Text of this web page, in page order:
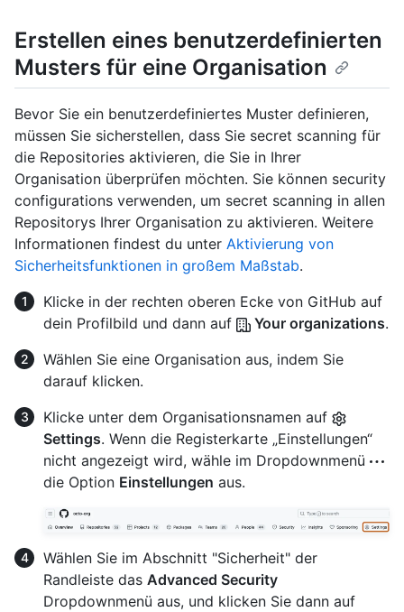
Erstellen eines benutzerdefinierten
Musters für eine Organisation
Bevor Sie ein benutzerdefiniertes Muster definieren,
müssen Sie sicherstellen, dass Sie secret scanning für
die Repositories aktivieren, die Sie in Ihrer
Organisation überprüfen möchten. Sie können security
configurations verwenden, um secret scanning in allen
Repositorys Ihrer Organisation zu aktivieren. Weitere
Informationen findest du unter Aktivierung von
Sicherheitsfunktionen in großem Maßstab.
Klicke in der rechten oberen Ecke von GitHub auf
dein Profilbild und dann auf
Your organizations.
Wählen Sie eine Organisation aus, indem Sie
darauf klicken.
Klicke unter dem Organisationsnamen auf
Settings. Wenn die Registerkarte „Einstellungen“
nicht angezeigt wird, wähle im Dropdownmenü
die Option Einstellungen aus.
Wählen Sie im Abschnitt "Sicherheit" der
Randleiste das Advanced Security
Dropdownmenü aus, und klicken Sie dann auf